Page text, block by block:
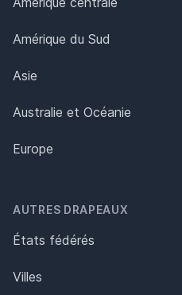
Amérique du Sud
Asie
Australie et Océanie
Europe
AUTRES DRAPEAUX
États fédérés
Villes